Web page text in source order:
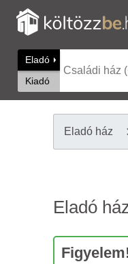
Eladó
Kiadó
Családi ház
Eladó ház
Eladó